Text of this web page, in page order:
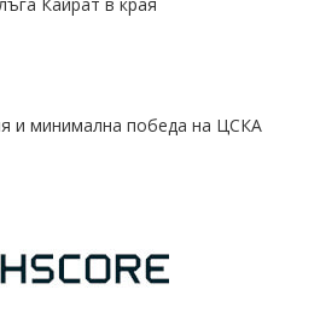
и минимална победа на ЦСКА